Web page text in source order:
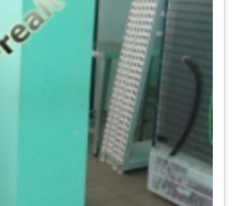
выбрано
выбрано